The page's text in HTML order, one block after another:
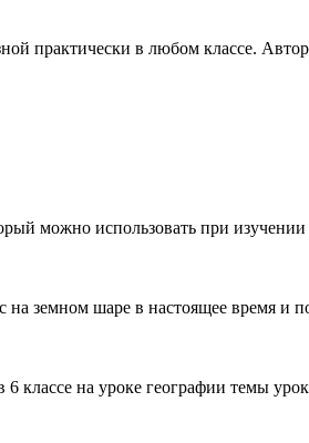
практически в любом классе.
можно использовать при
на земном шаре в настоящее время и
классе на уроке географии темы